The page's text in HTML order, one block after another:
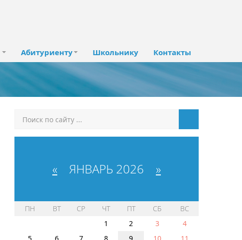
Абитуриенту Школьнику Контакты
« ЯНВАРЬ 2026 »
ПН ВТ СР ЧТ ПТ СБ
ВС
1
2 3
4